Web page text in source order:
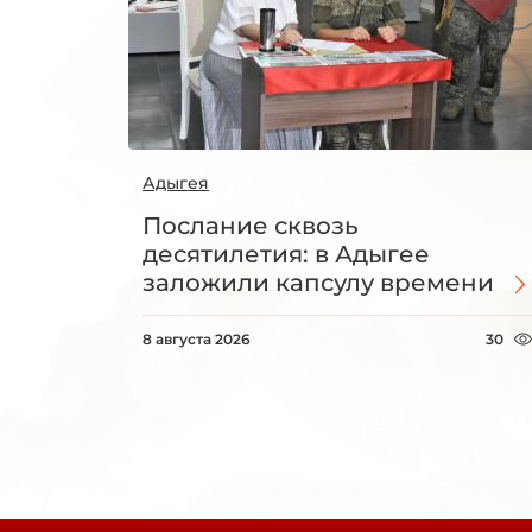
Адыгея
Послание сквозь
десятилетия: в Адыгее
заложили капсулу времени
8 августа 2026 30